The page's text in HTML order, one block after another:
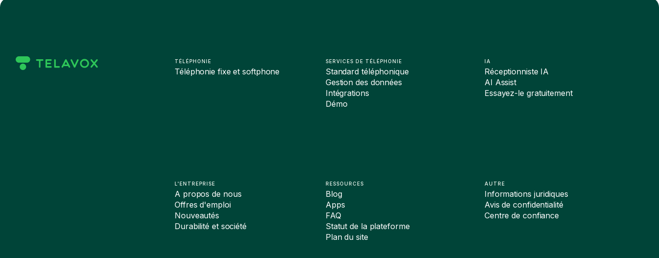
TÉLÉPHONIE
Téléphonie fixe et softphone
L'ENTREPRISE
A propos de nous
Offres d'emploi
Nouveautés
Durabilité et société
SERVICES DE TÉLÉPHONIE
Standard téléphonique
Gestion des données
Intégrations
Démo
RESSOURCES
Blog
Apps
FAQ
Statut de la plateforme
Plan du site
IA
Réceptionniste IA
AI Assist
Essayez-le gratuitement
AUTRE
Informations juridiques
Avis de confidentialité
Centre de confiance